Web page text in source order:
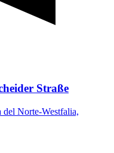
Straße
del Norte-Westfalia,